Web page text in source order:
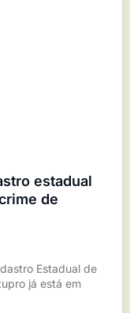
estadual
de
Estadual de
já está em